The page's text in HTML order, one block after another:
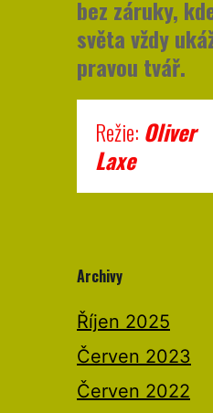
bez záruky,
světa vždy
pravou tvář.
Režie: Oliver
Archivy
Říjen 2025
Červen 2023
Červen 2022